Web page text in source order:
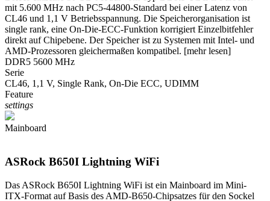
mit 5.600 MHz nach PC5-44800-Standard bei einer Latenz von
CL46 und 1,1 V Betriebsspannung. Die Speicherorganisation ist
single rank, eine On-Die-ECC-Funktion korrigiert Einzelbitfehler
direkt auf Chipebene. Der Speicher ist zu Systemen mit Intel- und
AMD-Prozessoren gleichermaßen kompatibel. [mehr lesen]
DDR5 5600 MHz
Serie
CL46, 1,1 V, Single Rank, On-Die ECC, UDIMM
Feature
settings
Mainboard
ASRock B650I Lightning WiFi
Das ASRock B650I Lightning WiFi ist ein Mainboard im Mini-
ITX-Format auf Basis des AMD-B650-Chipsatzes für den Sockel